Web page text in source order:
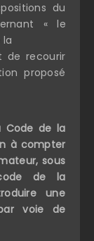
du
« le
de recourir
proposé
Code de la
à compter
sous
de la
une
voie de